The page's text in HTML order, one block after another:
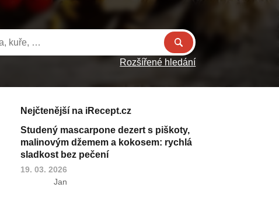
Rozšířené hledání
Nejčtenější na iRecept.cz
Studený mascarpone dezert s piškoty,
malinovým džemem a kokosem: rychlá
sladkost bez pečení
19. 03. 2026
Jan